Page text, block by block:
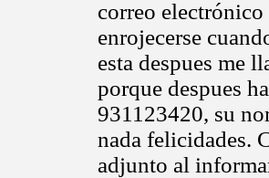
correo
enrojecerse
esta despues me
porque despues
931123420, su
nada felicidades.
adjunto al